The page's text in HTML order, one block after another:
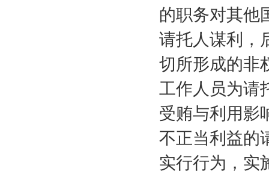
的职务对其他
请托人谋利，
切所形成的非
工作人员为请
受贿与利用影
不正当利益的
实行行为，实